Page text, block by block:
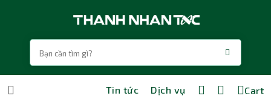
Tin tức Dịch vụ Cart